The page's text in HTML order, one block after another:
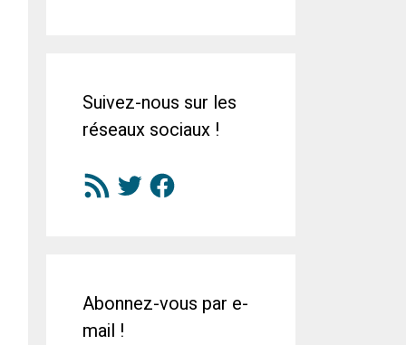
Suivez-nous sur les
réseaux sociaux !
Flux
RSS
TwitterFacebook
Abonnez-vous par e-
mail !